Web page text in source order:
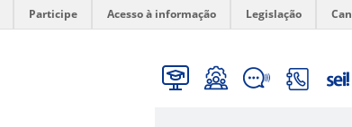
Participe Acesso à informação Legislação